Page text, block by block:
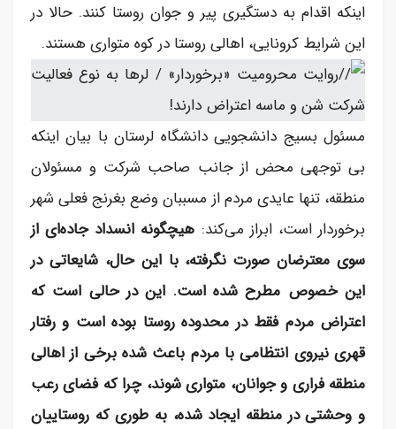
اینکه اقدام به دستگیری پیر و جوان روستا کنند. حالا در
این شرایط کرونایی، اهالی روستا در کوه متواری هستند.
مسئول بسیج دانشجویی دانشگاه لرستان با بیان اینکه
بی توجهی محض از جانب صاحب شرکت و مسئولان
منطقه، تنها عایدی مردم از مسببان وضع بغرنج فعلی شهر
برخوردار است، ابراز می‌کند: هیچگونه انسداد جاده‌ای از
سوی معترضان صورت نگرفته، با این حال، شایعاتی در
این خصوص مطرح شده است. این در حالی است که
اعتراض مردم فقط در محدوده روستا بوده است و رفتار
قهری نیروی انتظامی با مردم باعث شده برخی از اهالی
منطقه فراری و جوانان، متواری شوند، چرا که فضای رعب
و وحشتی در منطقه ایجاد شده، به طوری که روستاییان